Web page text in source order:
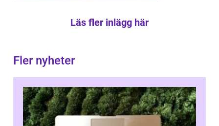
Läs fler inlägg här
Fler nyheter